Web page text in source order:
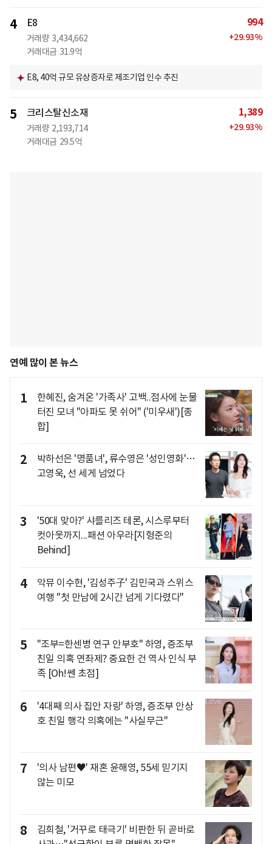
4 E8
거래량 3,434,662
거래대금 31.9억
994
+29.93%
E8, 40억 규모 유상증자로 제조기업 인수 추진
5 크리스탈신소재
거래량 2,193,714
거래대금 29.5억
1,389
+29.93%
연예 많이 본 뉴스
1
한혜진, 숨겨온 '가족사' 고백..점사에 눈물
터진 모녀 "아파도 못 쉬어" ('미우새')[종
합]
2
박하선은 '명품녀', 류수영은 '성인영화'…
고영욱, 선 세게 넘었다
3
'50대 맞아?' 샤를리즈 테론, 시스루부터
컷아웃까지...패션 아우라[지형준의
Behind]
4
악뮤 이수현, '김성주子' 김민국과 스위스
여행 "첫 만남에 2시간 넘게 기다렸다"
5
"조부=한센병 연구 안부호" 하영, 증조부
친일 의혹 연좌제? 중요한 건 역사 인식 부
족 [Oh!쎈 초점]
6
'4대째 의사 집안 자랑' 하영, 증조부 안상
호 친일 행각 의혹에는 "사실무근"
7
'의사 남편♥' 재혼 윤해영, 55세 믿기지
않는 미모
8
김희철, '거꾸로 태극기' 비판한 뒤 곧바로